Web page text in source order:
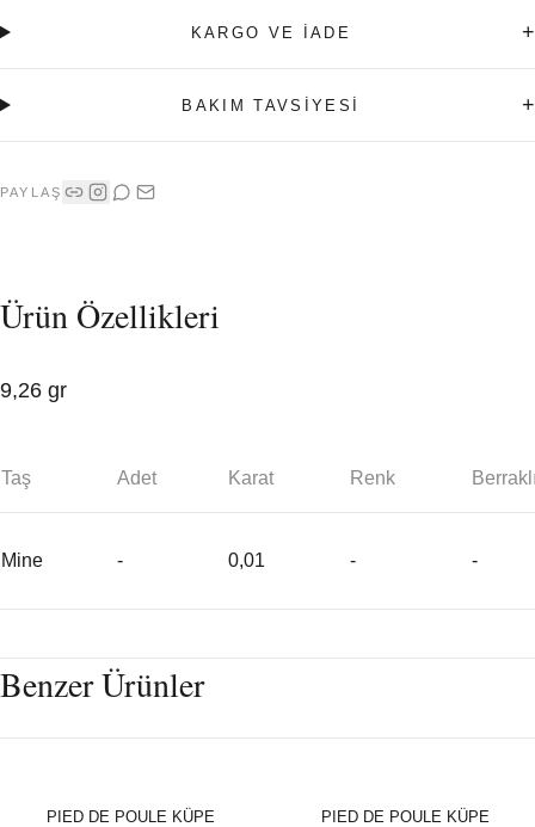
KARGO VE İADE +
BAKIM TAVSİYESİ +
PAYLAŞ
Ürün Özellikleri
9,26 gr
Taş Adet Karat Renk
Mine - 0,01 - -
Benzer Ürünler
PIED DE POULE KÜPE
PIED DE POULE KÜPE